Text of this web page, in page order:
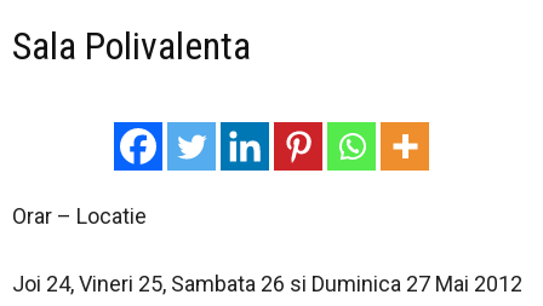
Sala Polivalenta
Orar – Locatie
Joi 24, Vineri 25, Sambata 26 si Duminica 27 Mai 2012